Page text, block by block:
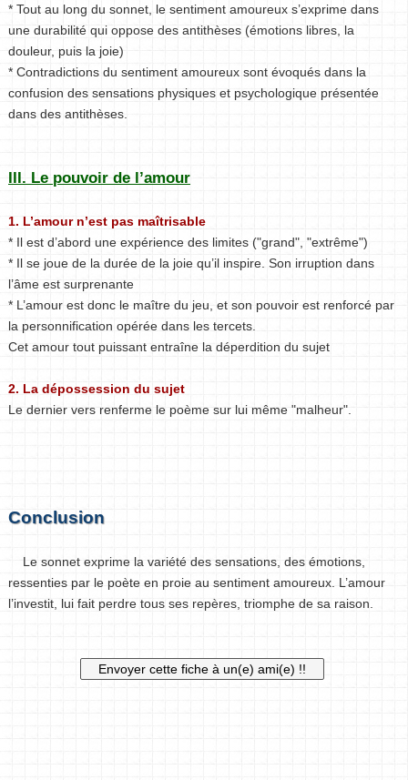
* Tout au long du sonnet, le sentiment amoureux s’exprime dans
une durabilité qui oppose des antithèses (émotions libres, la
douleur, puis la joie)
* Contradictions du sentiment amoureux sont évoqués dans la
confusion des sensations physiques et psychologique présentée
dans des antithèses.
III. Le pouvoir de l’amour
1. L’amour n’est pas maîtrisable
* Il est d’abord une expérience des limites ("grand", "extrême")
* Il se joue de la durée de la joie qu’il inspire. Son irruption dans
l’âme est surprenante
* L’amour est donc le maître du jeu, et son pouvoir est renforcé par
la personnification opérée dans les tercets.
Cet amour tout puissant entraîne la déperdition du sujet
2. La dépossession du sujet
Le dernier vers renferme le poème sur lui même "malheur".
Conclusion
Le sonnet exprime la variété des sensations, des émotions,
ressenties par le poète en proie au sentiment amoureux. L’amour
l’investit, lui fait perdre tous ses repères, triomphe de sa raison.